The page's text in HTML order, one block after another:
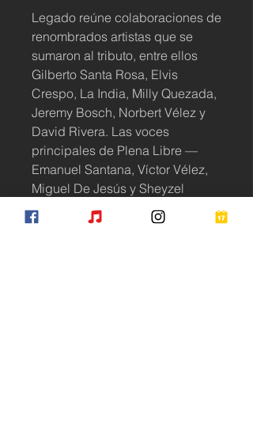
Legado reúne colaboraciones de
renombrados artistas que se
sumaron al tributo, entre ellos
Gilberto Santa Rosa, Elvis
Crespo, La India, Milly Quezada,
Jeremy Bosch, Norbert Vélez y
David Rivera. Las voces
principales de Plena Libre —
Emanuel Santana, Víctor Vélez,
Miguel De Jesús y Sheyzel
García— aportan su fuerza
interpretativa a una producción